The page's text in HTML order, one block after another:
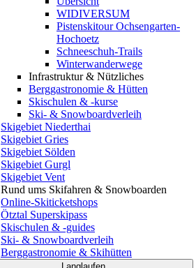
WIDIVERSUM
Pistenskitour Ochsengarten-
Hochoetz
Schneeschuh-Trails
Winterwanderwege
Infrastruktur & Nützliches
Berggastronomie & Hütten
Skischulen & -kurse
Ski- & Snowboardverleih
Skigebiet Niederthai
Skigebiet Gries
Skigebiet Sölden
Skigebiet Gurgl
Skigebiet Vent
Rund ums Skifahren & Snowboarden
Online-Skiticketshops
Ötztal Superskipass
Skischulen & -guides
Ski- & Snowboardverleih
Berggastronomie & Skihütten